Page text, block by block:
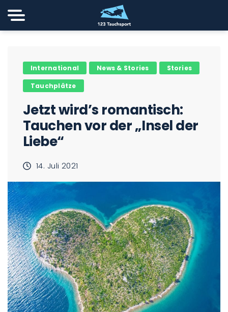
International News & Stories Stories
Tauchplätze
Jetzt wird’s romantisch:
Tauchen vor der „Insel der
Liebe“
14. Juli 2021